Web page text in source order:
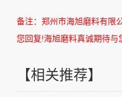
备注：郑州市海旭磨料有限
您回复!海旭磨料真诚期待与
【相关推荐】